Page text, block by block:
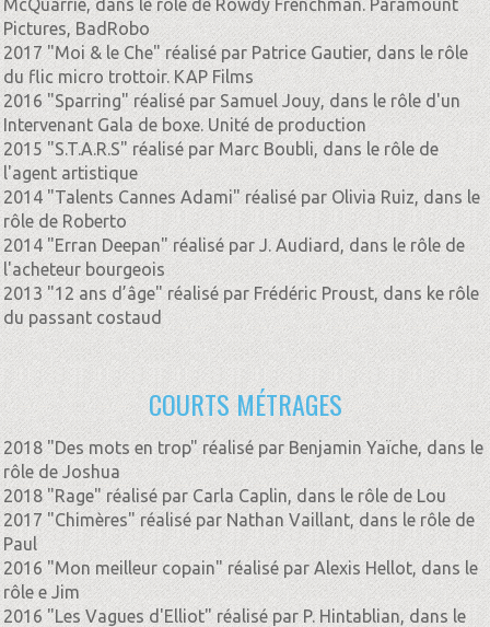
McQuarrie, dans le rôle de Rowdy Frenchman. Paramount
Pictures, BadRobo
2017 "Moi & le Che" réalisé par Patrice Gautier, dans le rôle
du flic micro trottoir. KAP Films
2016 "Sparring" réalisé par Samuel Jouy, dans le rôle d'un
Intervenant Gala de boxe. Unité de production
2015 "S.T.A.R.S" réalisé par Marc Boubli, dans le rôle de
l'agent artistique
2014 "Talents Cannes Adami" réalisé par Olivia Ruiz, dans le
rôle de Roberto
2014 "Erran Deepan" réalisé par J. Audiard, dans le rôle de
l'acheteur bourgeois
2013 "12 ans d’âge" réalisé par Frédéric Proust, dans ke rôle
du passant costaud
COURTS MÉTRAGES
2018 "Des mots en trop" réalisé par Benjamin Yaïche, dans le
rôle de Joshua
2018 "Rage" réalisé par Carla Caplin, dans le rôle de Lou
2017 "Chimères" réalisé par Nathan Vaillant, dans le rôle de
Paul
2016 "Mon meilleur copain" réalisé par Alexis Hellot, dans le
rôle e Jim
2016 "Les Vagues d'Elliot" réalisé par P. Hintablian, dans le